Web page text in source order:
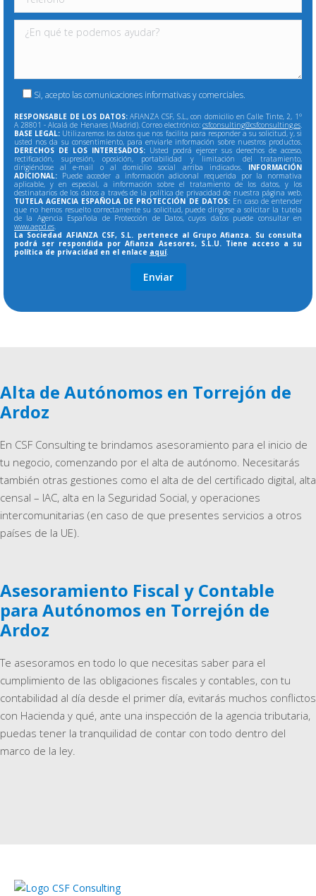
Si, acepto las comunicaciones informativas y comerciales.
RESPONSABLE DE LOS DATOS:AFIANZA CSF, S.L., con domicilio en Calle Tinte, 2, 1º
A 28801 - Alcalá de Henares (Madrid). Correo electrónico: csfconsulting@csfconsulting.es.
BASE LEGAL: Utilizaremos los datos que nos facilita para responder a su solicitud, y, si
usted nos da su consentimiento, para enviarle información sobre nuestros productos.
DERECHOS DE LOS INTERESADOS: Usted podrá ejercer sus derechos de acceso,
rectificación, supresión, oposición, portabilidad y limitación del tratamiento,
dirigiéndose al e-mail o al domicilio social arriba indicados. INFORMACIÓN
ADICIONAL: Puede acceder a información adicional requerida por la normativa
aplicable, y en especial, a información sobre el tratamiento de los datos, y los
destinatarios de los datos a través de la política de privacidad de nuestra página web.
TUTELA AGENCIA ESPAÑOLA DE PROTECCIÓN DE DATOS:En caso de entender
que no hemos resuelto correctamente su solicitud, puede dirigirse a solicitar la tutela
de la Agencia Española de Protección de Datos, cuyos datos puede consultar en
www.aepd.es.
La Sociedad AFIANZA CSF, S.L. pertenece al Grupo Afianza. Su consulta
podrá ser respondida por Afianza Asesores, S.L.U. Tiene acceso a su
política de privacidad en el enlace aquí.
Alta de Autónomos en Torrejón de
Ardoz
En CSF Consulting te brindamos asesoramiento para el inicio de
tu negocio, comenzando por el alta de autónomo. Necesitarás
también otras gestiones como el alta de del certificado digital, alta
censal – IAC, alta en la Seguridad Social, y operaciones
intercomunitarias (en caso de que presentes servicios a otros
países de la UE).
Asesoramiento Fiscal y Contable
para Autónomos en Torrejón de
Ardoz
Te asesoramos en todo lo que necesitas saber para el
cumplimiento de las obligaciones fiscales y contables, con tu
contabilidad al día desde el primer día, evitarás muchos conflictos
con Hacienda y qué, ante una inspección de la agencia tributaria,
puedas tener la tranquilidad de contar con todo dentro del
marco de la ley.